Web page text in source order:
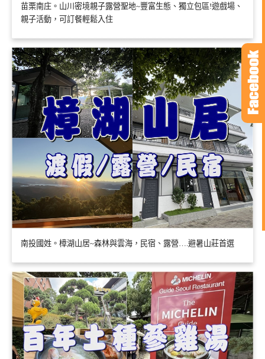
苗栗南庄。山川密境親子露營聖地~豐富生態、獨立包區!遊戲場、
親子活動，可訂餐輕鬆入住
南投國姓。樟湖山居~森林與雲海，民宿、露營….避暑山莊首選